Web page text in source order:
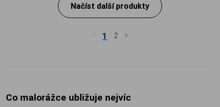
Načíst další produkty
1 2
Co malorážce ubližuje nejvíc